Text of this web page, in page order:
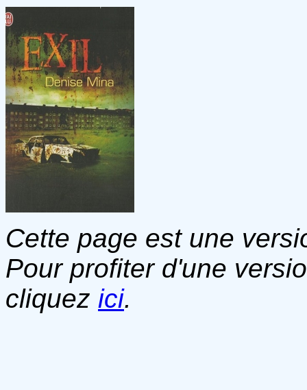
Cette page est une
Pour profiter d'une
cliquez ici.